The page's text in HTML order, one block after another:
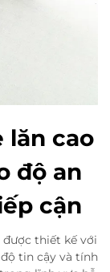
lăn cao
độ an
cận
thiết kế với
tin cậy và tính